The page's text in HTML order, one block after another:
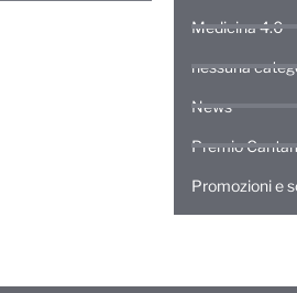
Medicina 4.0
nessuna
News
Premio
Promozioni e